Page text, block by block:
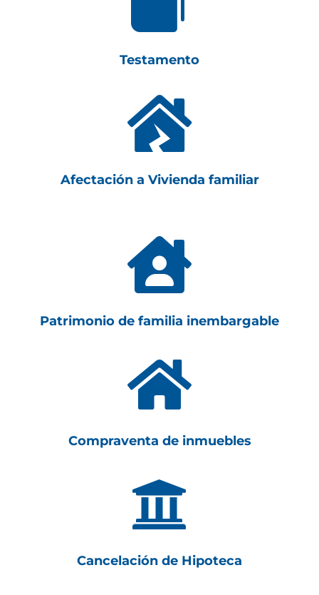
Testamento

Afectación a Vivienda familiar

Patrimonio de familia inembargable

Compraventa de inmuebles

Cancelación de Hipoteca